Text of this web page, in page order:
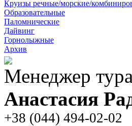
Круизы речные/морские/
Образовательные
Паломнические
Дайвинг
Горнолыжные
Архив
Менеджер тура
Анастасия
+38 (044) 494-02-02